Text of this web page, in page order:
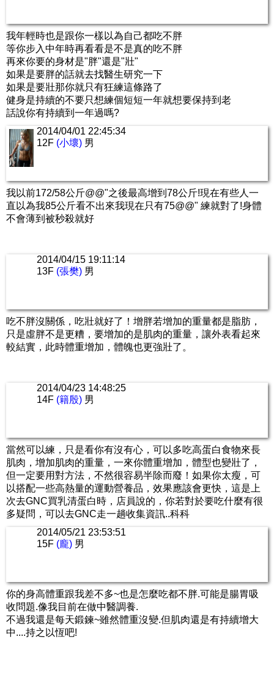
我年輕時也是跟你一樣以為自己都吃不胖
等你步入中年時再看看是不是真的吃不胖
再來你要的身材是"胖"還是"壯"
如果是要胖的話就去找醫生研究一下
如果是要壯那你就只有狂練這條路了
健身是持續的不要只想練個短短一年就想要保持到老
話說你有持續到一年過嗎?
2014/04/01 22:45:34
12F (小壞) 男
我以前172/58公斤@@"之後最高增到78公斤!現在有些人一
直以為我85公斤看不出來我現在只有75@@" 練就對了!身體
不會薄到被秒殺就好
2014/04/15 19:11:14
13F (張樊) 男
吃不胖沒關係，吃壯就好了！增胖若增加的重量都是脂肪，
只是虛胖不是更糟，要增加的是肌肉的重量，讓外表看起來
較結實，此時體重增加，體魄也更強壯了。
2014/04/23 14:48:25
14F (籍殷) 男
當然可以練，只是看你有沒有心，可以多吃高蛋白食物來長
肌肉，增加肌肉的重量，一來你體重增加，體型也變壯了，
但一定要用對方法，不然很容易半除而廢！如果你太瘦，可
以搭配一些高熱量的運動營養品，效果應該會更快，這是上
次去GNC買乳清蛋白時，店員說的，你若對於要吃什麼有很
多疑問，可以去GNC走一趟收集資訊..科科
2014/05/21 23:53:51
15F (龐) 男
你的身高體重跟我差不多~也是怎麼吃都不胖.可能是腸胃吸
收問題.像我目前在做中醫調養.
不過我還是每天鍛鍊~雖然體重沒變.但肌肉還是有持續增大
中....持之以恆吧!